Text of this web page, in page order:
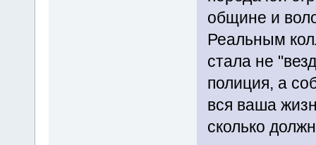
общине и
Реальным
стала не
полиция, а
вся ваша
сколько